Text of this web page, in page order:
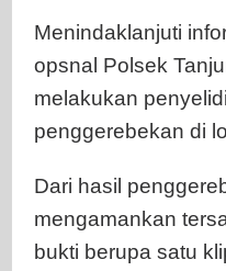
Menindaklanjuti
opsnal Polsek
melakukan
penggerebekan di
Dari hasil
mengamankan
bukti berupa satu